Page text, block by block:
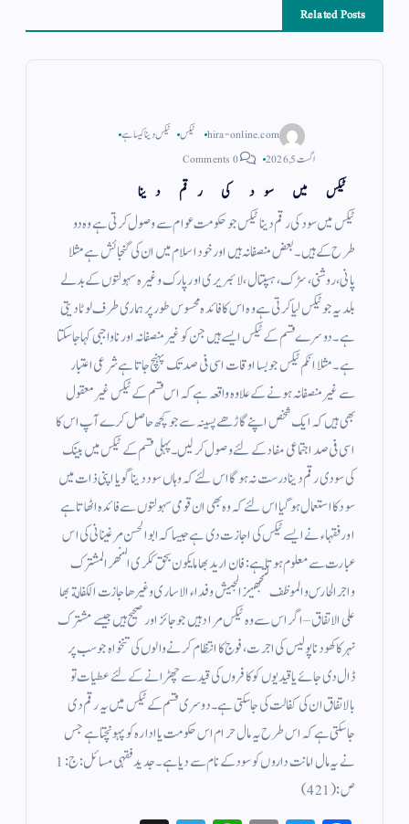
Related Posts
hira-online.com ٹیکس ٹیکس دینا کیسا ہے
اگست 5, 2026
0 Comments
ٹیکس میں سود کی رقم دینا
ٹیکس میں سود کی رقم دینا ٹیکس جو حکومت عوام سے وصول کرتی ہے وہ دو
طرح کے ہیں ۔ بعض منصفانہ ہیں اور خود اسلام میں ان کی گنجائش ہے مثلا
پانی ، روشنی ، سڑک ، ہسپتال ، لائبریری اور پارک وغیرہ سہولتوں کے بدلے
بلدیہ جو ٹیکس لیا کرتی ہے وہ اس کا فائدہ محسوس طور پر ہماری طرف لوٹا دیتی
ہے ۔ دوسرے قسم کے ٹیکس ایسے ہیں جن کو غیر منصفانہ اور ناواجبی کہا جاسکتا
ہے ۔ مثلا انکم ٹیکس جو بسا اوقات اسی فی صد تک پہنچ جاتا ہے شرعی اعتبار
سے غیر منصفانہ ہونے کے علاوہ واقعہ ہے کہ اس قسم کے ٹیکس غیر معقول
بھی ہیں کہ ایک شخص اپنے گاڑھے پسینہ سے جو کچھ حاصل کرے آپ اس کا
اسی فی صد اجتماعی مفاد کے لئے وصول کر لیں۔ پہلی قسم کے ٹیکس میں بینک
کی سودی رقم دینا درست نہ ہو گا اس لئے کہ وہاں سود دینا گویا اپنی ذات میں
سود کا استعمال ہوگیا اس لئے کہ وہ بھی ان قومی سہولتوں سے فائدہ اٹھاتا ہے
اور فقہاء نے ایسے ٹیکس کی اجازت دی ہے جیسا کہ ابوالحسن مرغینانی کی اس
عبارت سے معلوم ہوتا ہے : فان اريد بها ما يكون بحق ككرى النهر المشترك
واجر الحارس والموظف لتجهيز الجيش وفداء الاسارى وغيرها جازت الكفالة بها
على الاتفاق – اگر اس سے وہ ٹیکس مراد ہیں جو جائز اور صحیح ہیں جیسے مشترک
نہر کا کھودنا پولیس کی اجرت ، فوج کا انتظام کرنے والوں کی تنخواہ جو سب پر
ڈال دی جائے یا قیدیوں کو کافروں کی قید سے چھڑانے کے لئے عطیات تو
بالاتفاق ان کی کفالت کی جا سکتی ہے ۔ دوسری قسم کے ٹیکس میں یہ رقم دی
جاسکتی ہے کہ اس طرح یہ مال حرام اس حکومت یا ادارہ کو پہونچتا ہے جس
نے یہ مال امانت داروں کو سود کے نام سے دیا ہے ۔ جدید فقہی مسائل : ج : 1
ص: (421 )